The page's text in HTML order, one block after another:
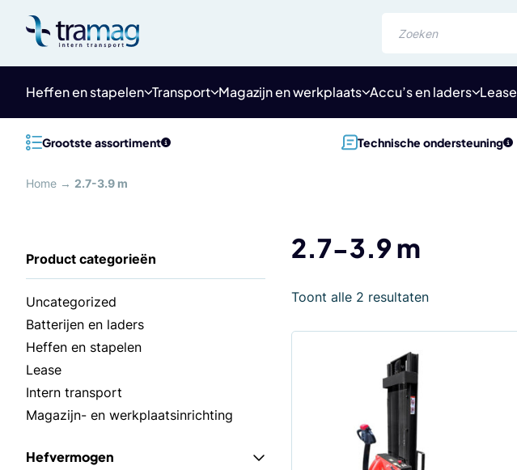
content
Heffen en stapelen Transport Magazijn en werkplaats Accu’s en laders Lease
Grootste assortiment Technische ondersteuning
Home → 2.7-3.9 m
2.7-3.9 m
Uncategorized
Batterijen en laders
Heffen en stapelen
Lease
Intern transport
Magazijn- en werkplaatsinrichting
Hefvermogen
Toont alle 2 resultatenGesorteerd
populariteit
meerdere
variaties.